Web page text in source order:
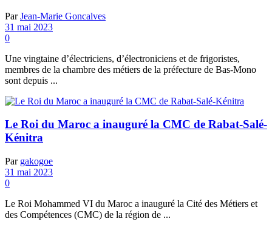
Par Jean-Marie Goncalves
31 mai 2023
0
Une vingtaine d’électriciens, d’électroniciens et de frigoristes,
membres de la chambre des métiers de la préfecture de Bas-Mono
sont depuis ...
Le Roi du Maroc a inauguré la CMC de Rabat-Salé-
Kénitra
Par gakogoe
31 mai 2023
0
Le Roi Mohammed VI du Maroc a inauguré la Cité des Métiers et
des Compétences (CMC) de la région de ...